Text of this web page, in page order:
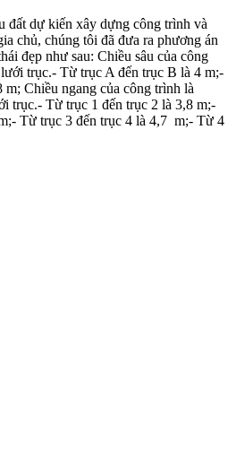
đất dự kiến xây dựng công trình và
chủ, chúng tôi đã đưa ra phương án
đẹp như sau: Chiều sâu của công
trục.- Từ trục A đến trục B là 4 m;-
Chiều ngang của công trình là
trục.- Từ trục 1 đến trục 2 là 3,8 m;-
Từ trục 3 đến trục 4 là 4,7 m;- Từ 4